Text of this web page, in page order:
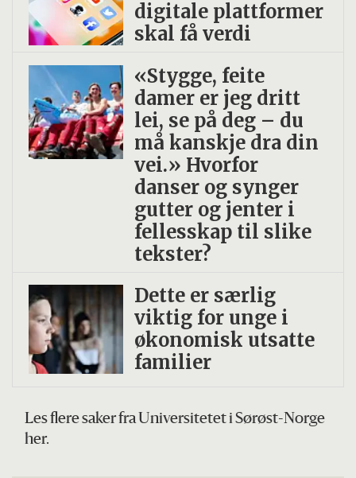
foredragsvirksomhet,
undervisningsverktøy og
Les mer hos Universitetet i Sørøst-Norge
digitale plattformer
skal få verdi
«Stygge, feite
damer er jeg dritt
lei, se på deg – du
må kanskje dra din
vei.» Hvorfor
danser og synger
gutter og jenter i
fellesskap til slike
tekster?
Dette er særlig
viktig for unge i
økonomisk utsatte
familier
Les flere saker fra Universitetet i Sørøst-Norge
her.